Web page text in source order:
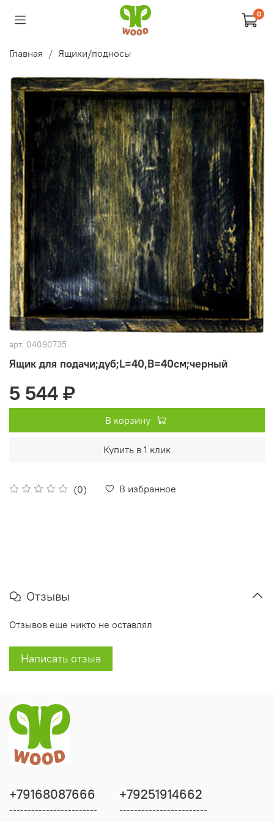
0
Главная Ящики/подносы
арт. 04090735
Ящик для подачи;дуб;L=40,B=40см;черный
(0) В избранное
5 544 ₽
В корзину
Купить в 1 клик
Отзывы
Отзывов еще никто не оставлял
Написать отзыв
+79168087666
------------------------
+79251914662
------------------------